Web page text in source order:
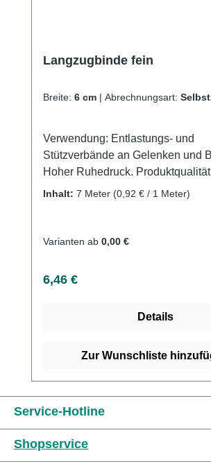
Langzugbinde fein
Breite: 6 cm | Abrechnungsart:
Verwendung: Entlastungs- und
Stützverbände an Gelenken und
Hoher Ruhedruck. Produktqualität:
Baumwolle, Polyamid,
Webkanten, leicht anzulegen,
unserem schnellen Versand und
Inhalt: 7 Meter (0,92 € / 1 Meter)
Varianten ab 0,00 €
Regulärer Preis:
6,46 €
Details
Zur Wunschliste
Service-Hotline
Shopservice